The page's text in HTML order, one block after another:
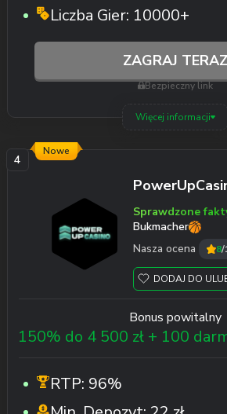
Liczba Gier: 10000+
ZAGRAJ TERAZ
Bezpieczny link
Więcej informacji
Sprawdzone
Bukmacher
Nasza ocena
8/
DODAJ DO
Bonus powitalny
150% do 4 500 zł + 100
RTP: 96%
Nowe